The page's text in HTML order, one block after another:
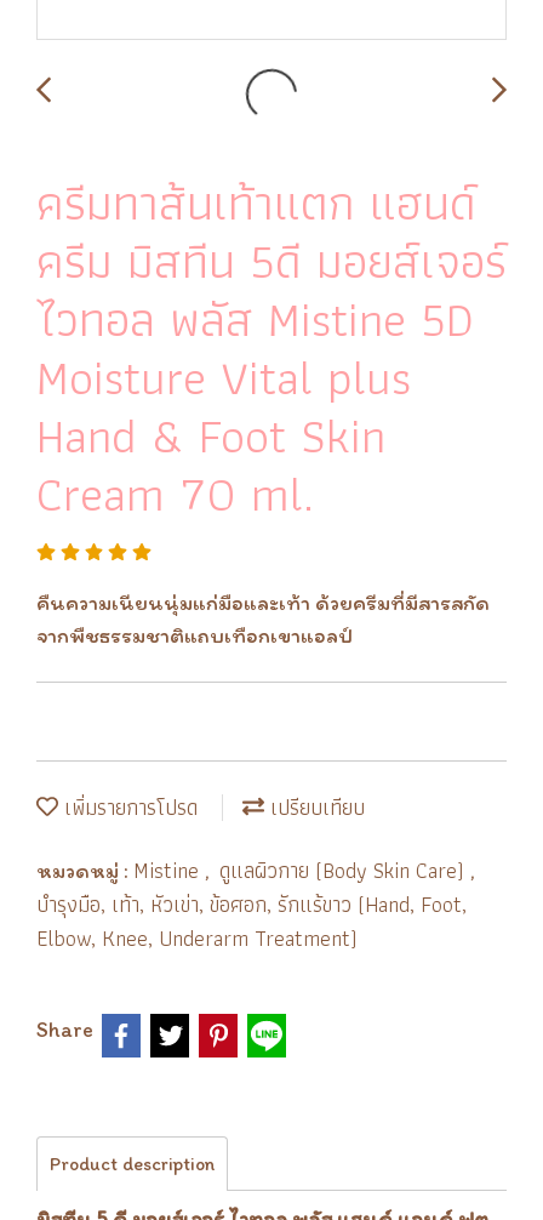
ครีมทาส้นเท้าแตก แฮนด์
ครีม มิสทีน 5ดี มอยส์เจอร์
ไวทอล พลัส Mistine 5D
Moisture Vital plus
Hand & Foot Skin
Cream 70 ml.
คืนความเนียนนุ่มแก่มือและเท้า ด้วยครีมที่มีสารสกัด
จากพืชธรรมชาติแถบเทือกเขาแอลป์
เพิ่มรายการโปรด เปรียบเทียบ
หมวดหมู่ : Mistine , ดูแลผิวกาย (Body Skin Care) ,
บำรุงมือ, เท้า, หัวเข่า, ข้อศอก, รักแร้ขาว (Hand, Foot,
Elbow, Knee, Underarm Treatment)
Share
Product description